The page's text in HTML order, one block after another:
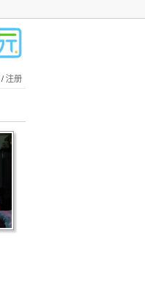
/注册